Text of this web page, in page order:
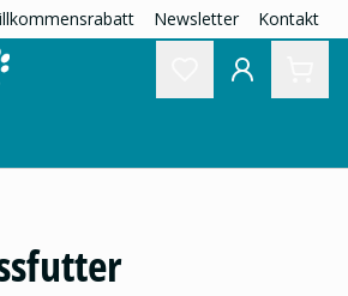
Newsletter Kontakt